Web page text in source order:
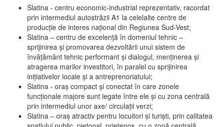
Slatina - centru economic-industrial reprezentativ, racordat
prin intermediul autostrăzii A1 la celelalte centre de
producţie de interes naţional din Regiunea Sud-Vest;
Slatina – centru de excelenţă în domeniul tehnic –
sprijinirea şi promovarea dezvoltării unui sistem de
învăţământ tehnic performant şi dialogul, menţinerea şi
atragerea marilor investitori, în paralel cu sprijinirea
iniţiativelor locale şi a antreprenoriatului;
Slatina - oraş compact şi conectat în care zonele
funcţionale majore sunt legate între ele şi cu zona centrală
prin intermediul unor axe/ circulații verzi;
Slatina – oraş atractiv pentru locuitori şi turişti, prin calitatea